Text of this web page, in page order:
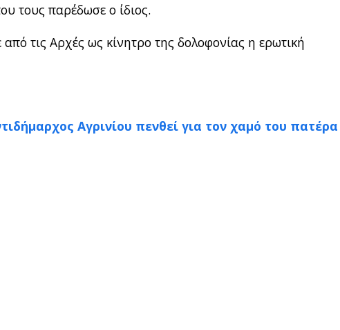
τους παρέδωσε ο ίδιος.
τις Αρχές ως κίνητρο της δολοφονίας η ερωτική
Αγρινίου πενθεί για τον χαμό του πατέρα